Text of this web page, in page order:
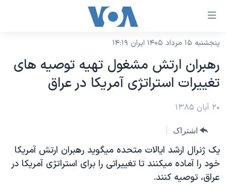
لینکهای
دسترسی
جهش
محتوای
اصلی
جهش
صفحه
اصلی
جهش
به
نسخه سبک وب‌سایت
موضوع ها
ایران
آمریکا
جهان
ورزشی
گزیده‌ها
برنامه های تلویزیونی
جدول برنامه ها
صفحه‌های ویژه
جام جهانی ۲۰۲۶
عملیات خشم حماسی
فرکانس‌های صدای آمریکا
پخش رادیویی
پنجشنبه ۱۵ مرداد ۱۴۰۵ ایران ۱۴:۱۹
رهبران ارتش مشغول تهيه توصيه های
تغييرات استراتژی آمريکا در عراق
۲۰ آبان ۱۳۸۵
اشتراک
يک ژنرال ارشد ايالات متحده ميگويد رهبران ارتش آمريکا
خود را آماده ميکنند تا تغييراتی را برای استراتژی آمريکا در
عراق، توصيه کنند.